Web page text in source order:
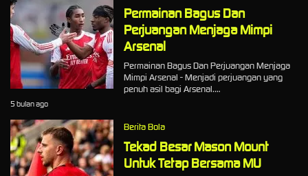
Permainan Bagus Dan
Perjuangan Menjaga Mimpi
Arsenal
Permainan Bagus Dan Perjuangan Menjaga
Mimpi Arsenal - Menjadi perjuangan yang
penuh asil bagi Arsenal.…
5 bulan ago
Berita Bola
Tekad Besar Mason Mount
Untuk Tetap Bersama MU